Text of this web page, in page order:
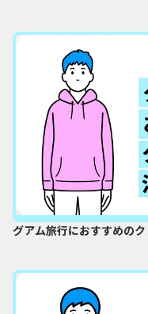
グアム旅行におすすめの